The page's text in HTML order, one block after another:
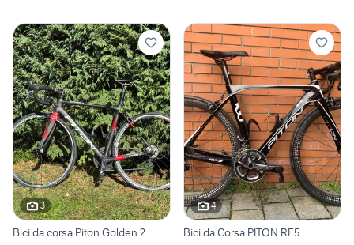
3
Bici da corsa Piton Golden 2
4
Bici da Corsa PITON RF5